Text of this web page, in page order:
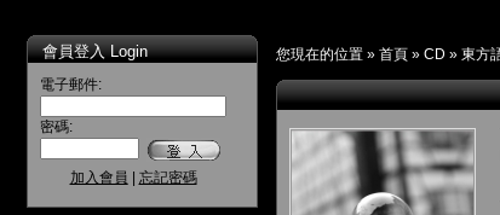
會員登入 Login
電子郵件:
密碼:
加入會員 忘記密碼
您現在的位置 » 首頁 » CD » 東方